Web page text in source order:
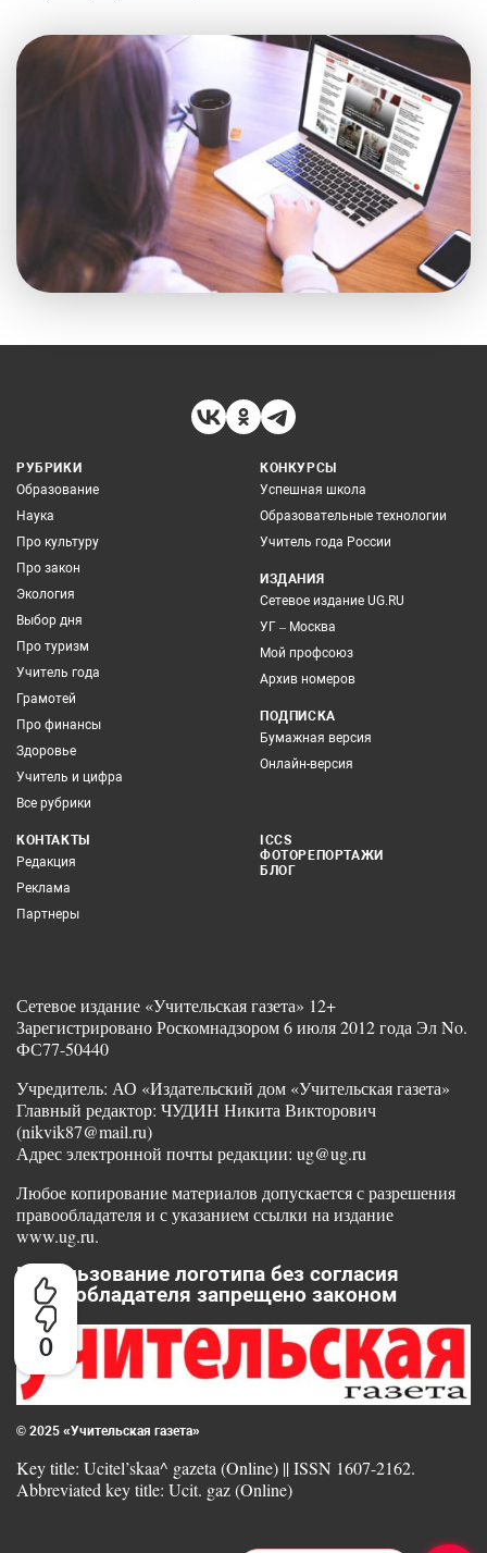
0
РУБРИКИ
Образование
Наука
Про культуру
Про закон
Экология
Выбор дня
Про туризм
Учитель года
Грамотей
Про финансы
Здоровье
Учитель и цифра
Все рубрики
КОНКУРСЫ
Успешная школа
Образовательные технологии
Учитель года России
ИЗДАНИЯ
Сетевое издание UG.RU
УГ – Москва
Мой профсоюз
Архив номеров
ПОДПИСКА
Бумажная версия
Онлайн-версия
КОНТАКТЫ
Редакция
Реклама
Партнеры
ICCS
ФОТОРЕПОРТАЖИ
БЛОГ
Сетевое издание «Учительская газета» 12+
Зарегистрировано Роскомнадзором 6 июля 2012 года Эл No.
ФС77-50440
Учредитель: АО «Издательский дом «Учительская газета»
Главный редактор: ЧУДИН Никита Викторович
(nikvik87@mail.ru)
Адрес электронной почты редакции: ug@ug.ru
Любое копирование материалов допускается с разрешения
правообладателя и с указанием ссылки на издание
www.ug.ru.
Использование логотипа без согласия
правообладателя запрещено законом
© 2025 «Учительская газета»
Key title: Ucitel’skaa^ gazeta (Online) || ISSN 1607-2162.
Abbreviated key title: Ucit. gaz (Online)